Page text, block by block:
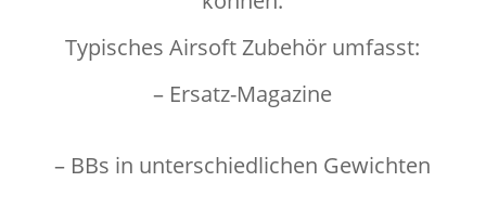
Typisches Airsoft Zubehör umfasst:
– Ersatz-Magazine
– BBs in unterschiedlichen Gewichten